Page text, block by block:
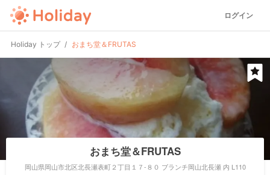
ログイン
Holiday トップ おまち堂＆FRUTAS
おまち堂＆FRUTAS
岡山県岡山市北区北長瀬表町２丁目１７-８０ ブランチ岡山北長瀬 内 L110